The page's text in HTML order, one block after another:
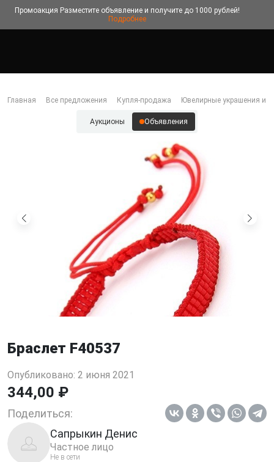
Промоакция Разместите объявление и получите до 1000 рублей!
Подробнее
Главная Все предложения Купля-продажа Ювелирные украшения и
Аукционы Объявления
Браслет F40537
Опубликовано: 2 июня 2021
344,00 ₽
Поделиться:
Сапрыкин Денис
Частное лицо
Не в сети